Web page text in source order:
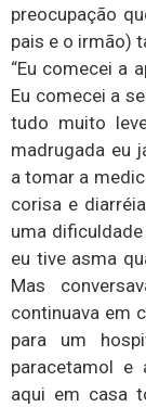
preocupação
pais e o irmão)
“Eu comecei a
Eu comecei a
tudo muito
madrugada eu
a tomar a
corisa e
uma
eu tive asma
Mas
continuava em
para um
paracetamol e
aqui em casa